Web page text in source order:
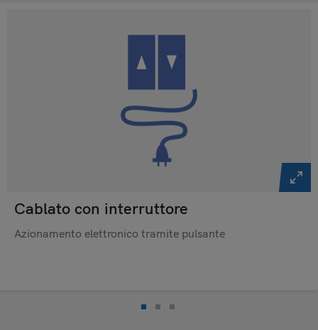
Cablato con interruttore
Azionamento elettronico tramite pulsante